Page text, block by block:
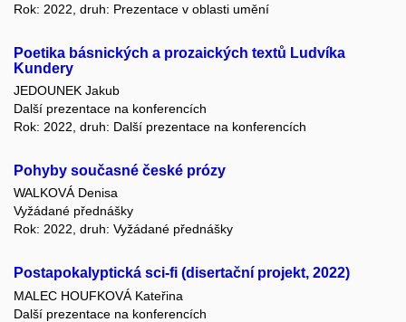
Rok: 2022, druh: Prezentace v oblasti umění
Poetika básnických a prozaických textů Ludvíka
Kundery
JEDOUNEK Jakub
Další prezentace na konferencích
Rok: 2022, druh: Další prezentace na konferencích
Pohyby současné české prózy
WALKOVÁ Denisa
Vyžádané přednášky
Rok: 2022, druh: Vyžádané přednášky
Postapokalyptická sci-fi (disertační projekt, 2022)
MALEC HOUFKOVÁ Kateřina
Další prezentace na konferencích